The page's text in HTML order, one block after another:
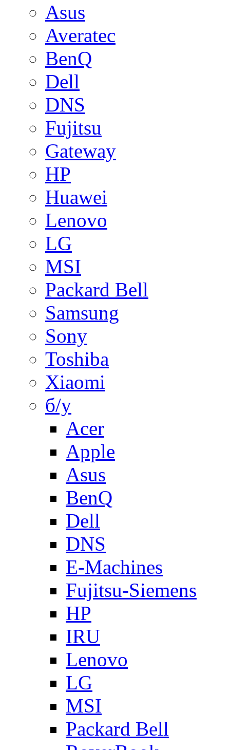
Asus
Averatec
BenQ
Dell
DNS
Fujitsu
Gateway
HP
Huawei
Lenovo
LG
MSI
Packard Bell
Samsung
Sony
Toshiba
Xiaomi
б/у
Acer
Apple
Asus
BenQ
Dell
DNS
E-Machines
Fujitsu-Siemens
HP
IRU
Lenovo
LG
MSI
Packard Bell